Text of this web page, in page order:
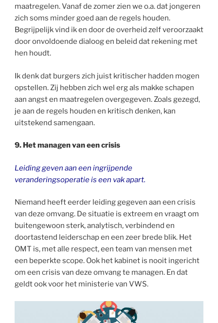
maatregelen. Vanaf de zomer zien we o.a. dat jongeren
zich soms minder goed aan de regels houden.
Begrijpelijk vind ik en door de overheid zelf veroorzaakt
door onvoldoende dialoog en beleid dat rekening met
hen houdt.
Ik denk dat burgers zich juist kritischer hadden mogen
opstellen. Zij hebben zich wel erg als makke schapen
aan angst en maatregelen overgegeven. Zoals gezegd,
je aan de regels houden en kritisch denken, kan
uitstekend samengaan.
9. Het managen van een crisis
Leiding geven aan een ingrijpende
veranderingsoperatie is een vak apart.
Niemand heeft eerder leiding gegeven aan een crisis
van deze omvang. De situatie is extreem en vraagt om
buitengewoon sterk, analytisch, verbindend en
doortastend leiderschap en een zeer brede blik. Het
OMT is, met alle respect, een team van mensen met
een beperkte scope. Ook het kabinet is nooit ingericht
om een crisis van deze omvang te managen. En dat
geldt ook voor het ministerie van VWS.